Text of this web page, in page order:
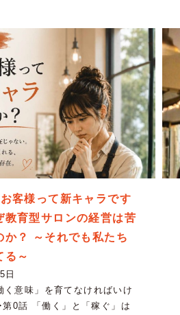
お客様って新キャラです
教育型サロンの経営は苦
か？ ～それでも私たち
る～
日
意味」を育てなければいけ
第0話 「働く」と「稼ぐ」は